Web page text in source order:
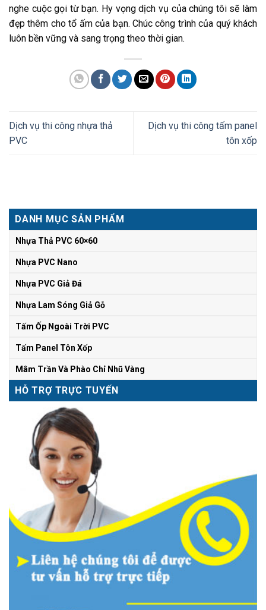
nghe cuộc gọi từ bạn. Hy vọng dịch vụ của chúng tôi sẽ làm
đẹp thêm cho tổ ấm của bạn. Chúc công trình của quý khách
luôn bền vững và sang trọng theo thời gian.
Dịch vụ thi công nhựa thả
PVC
Dịch vụ thi công tấm panel
tôn xốp
DANH MỤC SẢN PHẨM
Nhựa Thả PVC 60×60
Nhựa PVC Nano
Nhựa PVC Giả Đá
Nhựa Lam Sóng Giả Gỗ
Tấm Ốp Ngoài Trời PVC
Tấm Panel Tôn Xốp
Mâm Trần Và Phào Chỉ Nhũ Vàng
HỖ TRỢ TRỰC TUYẾN